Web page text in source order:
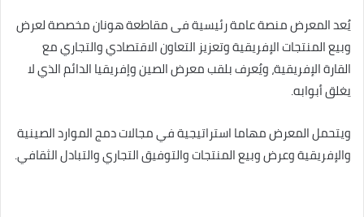
يُعد المعرض منصة عامة رئيسية فى مقاطعة هونان مخصصة لعرض
وبيع المنتجات الإفريقية وتعزيز التعاون الاقتصادي والتجاري مع
القارة الإفريقية، ويُعرف بلقب معرض الصين وإفريقيا الدائم الذي لا
يغلق أبوابه.
ويتحمل المعرض مهاما استراتيجية في مجالات دمج الموارد الصينية
والإفريقية وعرض وبيع المنتجات والتوفيق التجاري والتبادل الثقافي.